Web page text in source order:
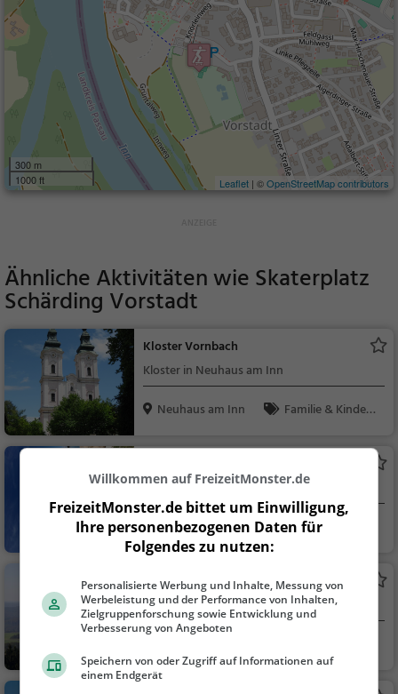
300 m
1000 ft
Leaflet | ©OpenStreetMap contributors
Ähnliche Aktivitäten wieSkaterplatz
Schärding Vorstadt
Kloster Vornbach
Kloster in Neuhaus am Inn
Neuhaus am Inn
Familie & Kinder,
See in Suben
Suben, Österreich
Familie & Kinder,
Natur, See
Aussichtsturm Schardenberg
Aussichtsturm in Schardenberg
err...
amilie & Kinder, Natu
Willkommen auf FreizeitMonster.de
FreizeitMonster.de bittet um Einwilligung,
Ihre personenbezogenen Daten für
Folgendes zu nutzen:
Personalisierte Werbung und Inhalte, Messung von
Werbeleistung und der Performance von Inhalten,
Zielgruppenforschung sowie Entwicklung und
Verbesserung von Angeboten
Speichern von oder Zugriff auf Informationen auf
einem Endgerät